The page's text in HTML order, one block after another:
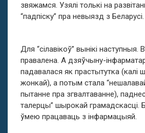
звяжамся. Узялі толькі на
“падпіску” пра невыязд з Беларусі.
Для “сілавікоў” вынікі наступныя.
правалена. А дзяўчыну-
падавалася як прастытутка (калі
жонкай), а потым стала
пытанне пра згвалтаванне),
талерцы” шырокай грамадскасці.
ўмею працаваць з інфармацыяй.